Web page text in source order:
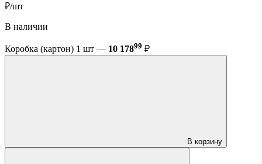
₽/шт
В наличии
Коробка (картон) 1 шт — 10 17899 ₽
В корзину